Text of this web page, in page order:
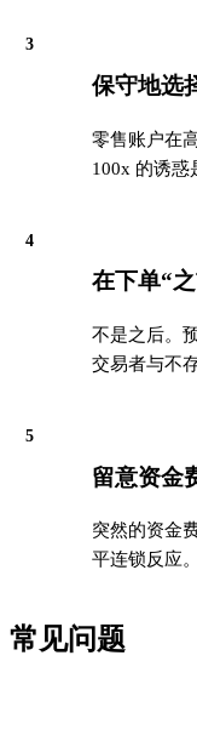
3
保守地选
零售账户在
100x 的诱惑
4
在下单“
不是之后。
交易者与不
5
留意资金
突然的资金
平连锁反应
常见问题